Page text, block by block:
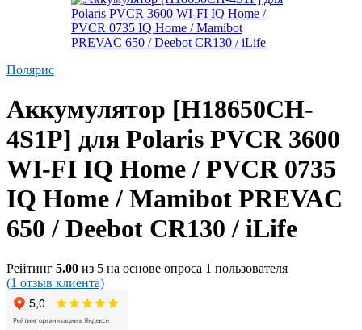
Полярис
Аккумулятор [H18650CH-
4S1P] для Polaris PVCR 3600
WI-FI IQ Home / PVCR 0735
IQ Home / Mamibot PREVAC
650 / Dееbоt СR130 / iLifе
Рейтинг 5.00 из 5 на основе опроса 1 пользователя
(1 отзыв клиента)